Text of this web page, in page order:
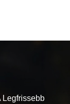
Legfrissebb